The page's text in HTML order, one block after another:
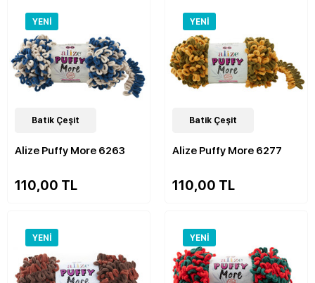
YENI
48Çeşit
Batik Çeşit
Alize Puffy More 6263
110,00 TL
YENI
48Çeşit
Batik Çeşit
Alize Puffy More 6277
110,00 TL
YENI YENI